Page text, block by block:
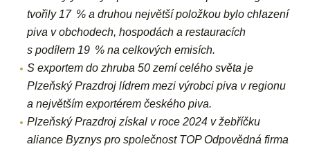
tvořily 17 % a druhou největší položkou bylo chlazení
piva v obchodech, hospodách a restauracích
s podílem 19 % na celkových emisích.
S exportem do zhruba 50 zemí celého světa je
Plzeňský Prazdroj lídrem mezi výrobci piva v regionu
a největším exportérem českého piva.
Plzeňský Prazdroj získal v roce 2024 v žebříčku
aliance Byznys pro společnost TOP Odpovědná firma